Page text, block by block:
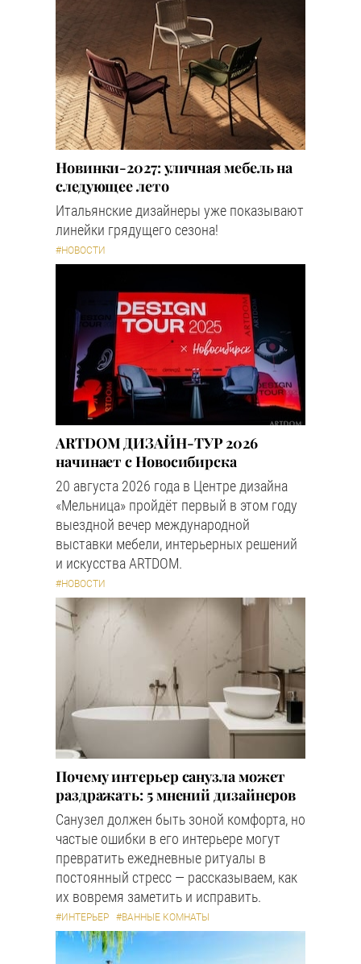
Новинки-2027: уличная мебель на
следующее лето
Итальянские дизайнеры уже показывают
линейки грядущего сезона!
#НОВОСТИ
ARTDOM ДИЗАЙН-ТУР 2026
начинает с Новосибирска
20 августа 2026 года в Центре дизайна
«Мельница» пройдёт первый в этом году
выездной вечер международной
выставки мебели, интерьерных решений
и искусства ARTDOM.
#НОВОСТИ
Почему интерьер санузла может
раздражать: 5 мнений дизайнеров
Санузел должен быть зоной комфорта, но
частые ошибки в его интерьере могут
превратить ежедневные ритуалы в
постоянный стресс — рассказываем, как
их вовремя заметить и исправить.
#ИНТЕРЬЕР #ВАННЫЕ КОМНАТЫ